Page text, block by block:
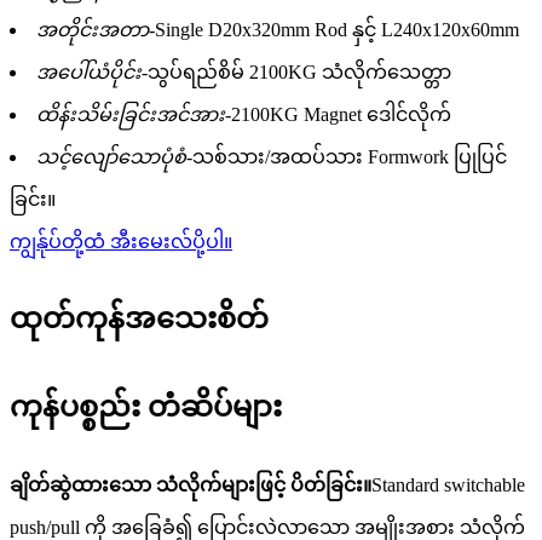
အတိုင်းအတာ-Single D20x320mm Rod နှင့် L240x120x60mm
အပေါ်ယံပိုင်း-သွပ်ရည်စိမ် 2100KG သံလိုက်သေတ္တာ
ထိန်းသိမ်းခြင်းအင်အား-2100KG Magnet ဒေါင်လိုက်
သင့်လျော်သောပုံစံ-သစ်သား/အထပ်သား Formwork ပြုပြင်
ခြင်း။
ကျွန်ုပ်တို့ထံ အီးမေးလ်ပို့ပါ။
ထုတ်ကုန်အသေးစိတ်
ကုန်ပစ္စည်း တံဆိပ်များ
ချိတ်ဆွဲထားသော သံလိုက်များဖြင့် ပိတ်ခြင်း။Standard switchable
push/pull ကို အခြေခံ၍ ပြောင်းလဲလာသော အမျိုးအစား သံလိုက်